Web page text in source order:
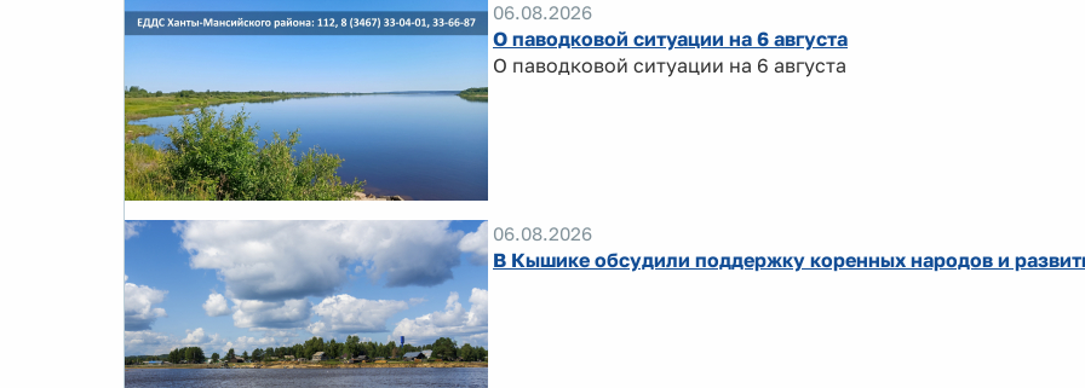
06.08.2026
О паводковой ситуации на 6 августа
О паводковой ситуации на 6 августа
06.08.2026
В Кышике обсудили поддержку коренных народов и